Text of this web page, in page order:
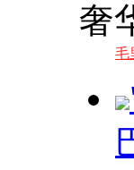
奢
毛